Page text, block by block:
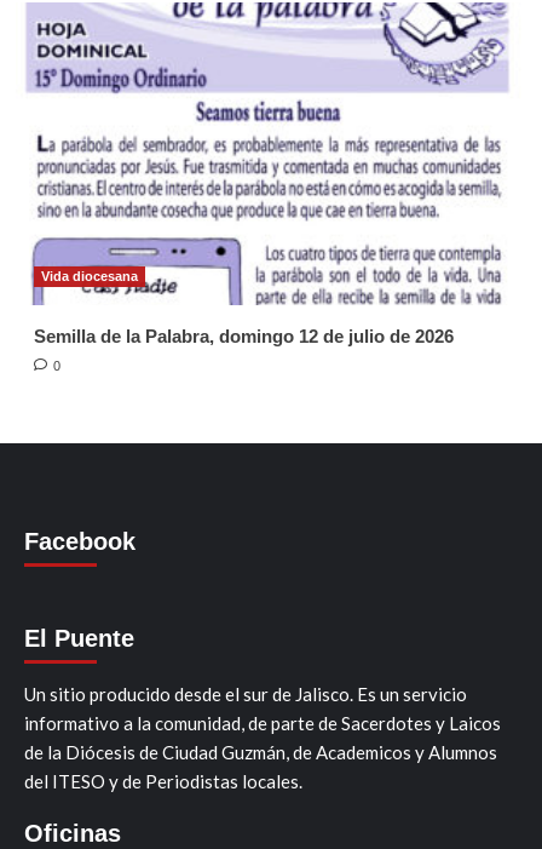
Vida diocesana
Semilla de la Palabra, domingo 12 de julio de 2026
0
Facebook
El Puente
Un sitio producido desde el sur de Jalisco. Es un servicio
informativo a la comunidad, de parte de Sacerdotes y Laicos
de la Diócesis de Ciudad Guzmán, de Academicos y Alumnos
del ITESO y de Periodistas locales.
Oficinas